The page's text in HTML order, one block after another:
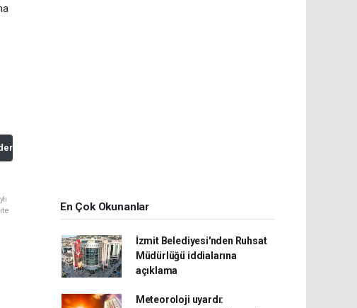
En Çok Okunanlar
İzmit Belediyesi'nden Ruhsat
Müdürlüğü iddialarına
açıklama
Meteoroloji uyardı: